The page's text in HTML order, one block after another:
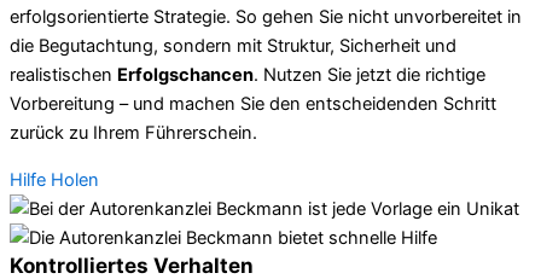
erfolgsorientierte Strategie. So gehen Sie nicht unvorbereitet in
die Begutachtung, sondern mit Struktur, Sicherheit und
realistischen Erfolgschancen. Nutzen Sie jetzt die richtige
Vorbereitung – und machen Sie den entscheidenden Schritt
zurück zu Ihrem Führerschein.
Hilfe Holen
Kontrolliertes Verhalten